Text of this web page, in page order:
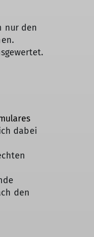
nur den
dabei
den